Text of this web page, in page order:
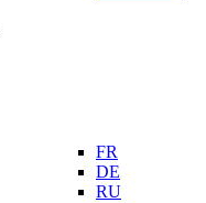
FR
DE
RU